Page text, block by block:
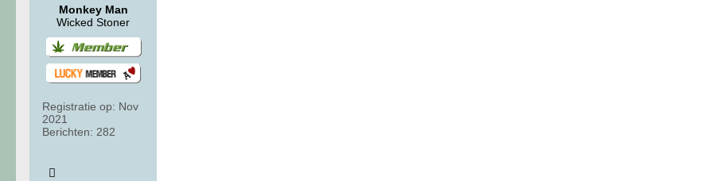
Monkey Man
Wicked Stoner
Registratie op: Nov
2021
Berichten: 282